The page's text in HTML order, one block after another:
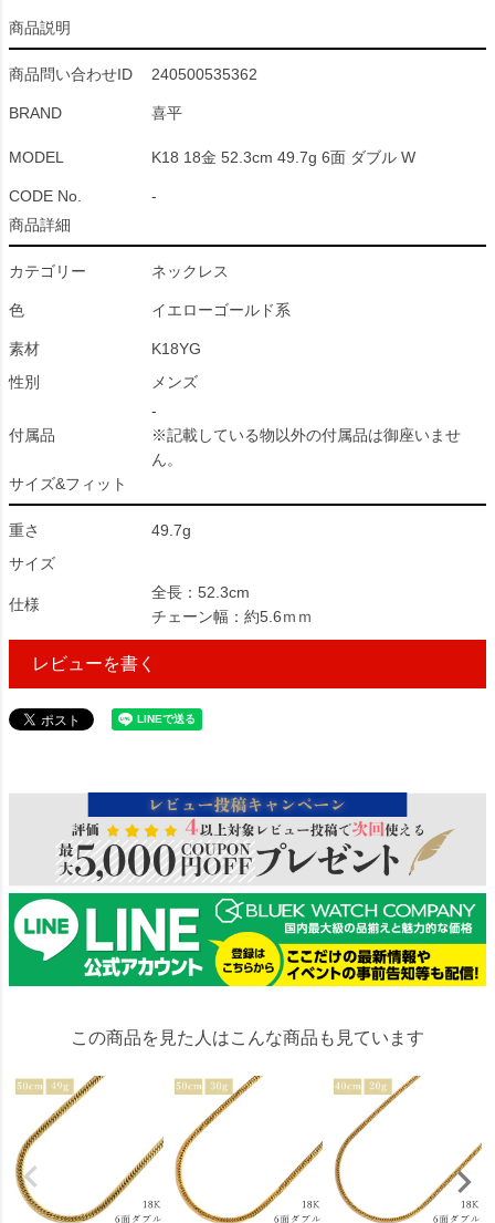
商品説明
商品問い合わせID 240500535362
BRAND 喜平
MODEL K18 18金 52.3cm 49.7g 6面 ダブル W
CODE No.
-
商品詳細
カテゴリー ネックレス
色 イエローゴールド系
素材
K18YG
性別
メンズ
付属品
-
※記載している物以外の付属品は御座いませ
ん。
サイズ&フィット
重さ
49.7g
サイズ
仕様
全長：52.3cm
チェーン幅：約5.6ｍｍ
レビューを書く
この商品を見た人はこんな商品も見ています